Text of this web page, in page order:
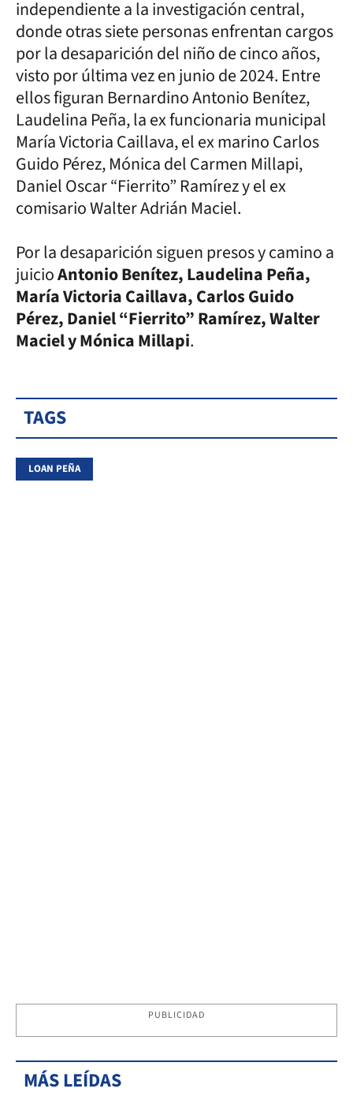
independiente a la investigación central,
donde otras siete personas enfrentan cargos
por la desaparición del niño de cinco años,
visto por última vez en junio de 2024. Entre
ellos figuran Bernardino Antonio Benítez,
Laudelina Peña, la ex funcionaria municipal
María Victoria Caillava, el ex marino Carlos
Guido Pérez, Mónica del Carmen Millapi,
Daniel Oscar “Fierrito” Ramírez y el ex
comisario Walter Adrián Maciel.
Por la desaparición siguen presos y camino a
juicioAntonio Benítez, Laudelina Peña,
María Victoria Caillava, Carlos Guido
Pérez, Daniel “Fierrito” Ramírez, Walter
Maciel y Mónica Millapi.
TAGS
LOAN PEÑA
PUBLICIDAD
MÁS LEÍDAS